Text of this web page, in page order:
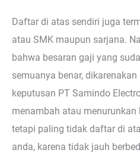
Daftar di atas sendiri juga
atau SMK maupun sarjana.
bahwa besaran gaji yang
semuanya benar,
keputusan PT Samindo
menambah atau menurunkan
tetapi paling tidak daftar di
anda, karena tidak jauh